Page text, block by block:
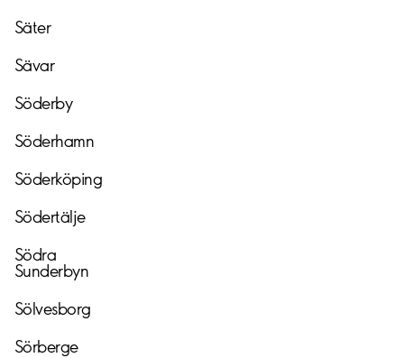
Säter
Sävar
Söderby
Söderhamn
Söderköping
Södertälje
Södra
Sunderbyn
Sölvesborg
Sörberge